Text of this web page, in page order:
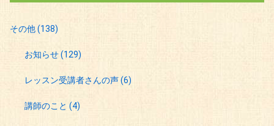
その他(138)
お知らせ(129)
レッスン受講者さんの声(6)
講師のこと(4)